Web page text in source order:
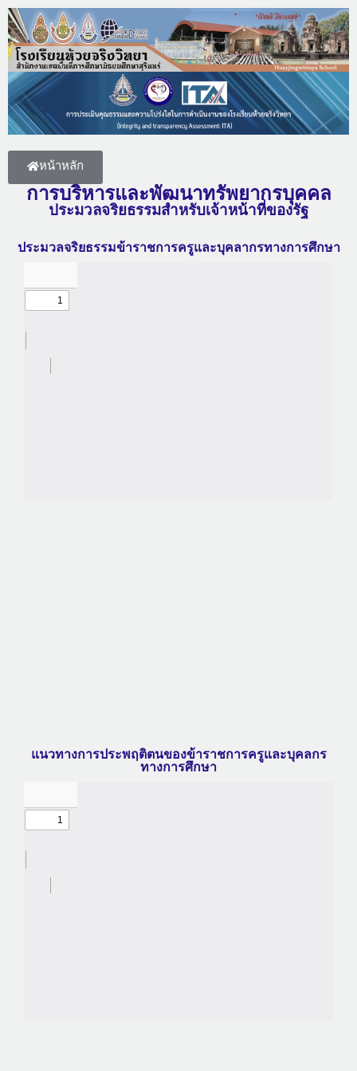
หน้าหลัก
การบริหารและพัฒนาทรัพยากรบุคคล
ประมวลจริยธรรมสำหรับเจ้าหน้าที่ของรัฐ
ประมวลจริยธรรมข้าราชการครูและบุคลากรทางการศึกษา
แนวทางการประพฤติตนของข้าราชการครูและบุคลกร
ทางการศึกษา